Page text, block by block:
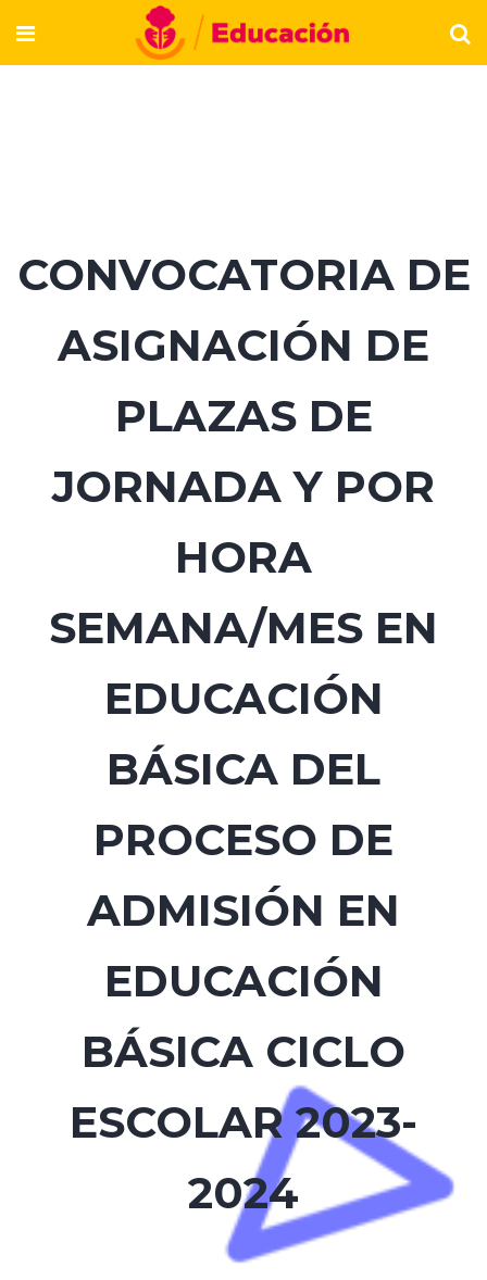
CONVOCATORIA DE
ASIGNACIÓN DE
PLAZAS DE
JORNADA Y POR
HORA
SEMANA/MES EN
EDUCACIÓN
BÁSICA DEL
PROCESO DE
ADMISIÓN EN
EDUCACIÓN
BÁSICA CICLO
ESCOLAR 2023-
2024